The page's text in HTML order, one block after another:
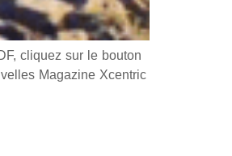
cliquez sur le bouton
Magazine Xcentric